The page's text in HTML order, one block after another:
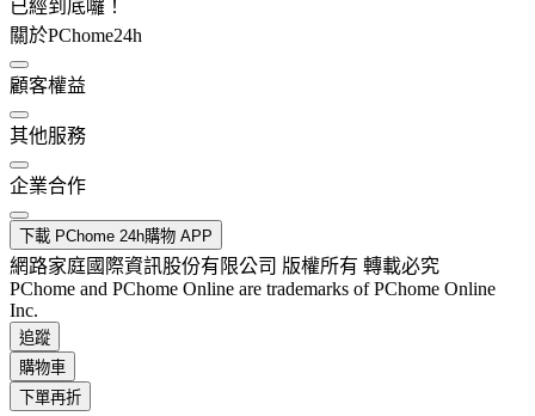
已經到底囉！
關於PChome24h
顧客權益
其他服務
企業合作
下載 PChome 24h購物 APP
網路家庭國際資訊股份有限公司 版權所有 轉載必究
PChome and PChome Online are trademarks of PChome Online
Inc.
追蹤
購物車
下單再折